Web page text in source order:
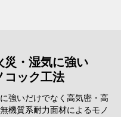
災・湿気に強い
コック工法
強いだけでなく高気密・高
機質系耐力面材によるモノ